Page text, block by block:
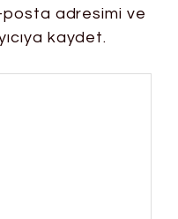
posta adresimi ve
kaydet.